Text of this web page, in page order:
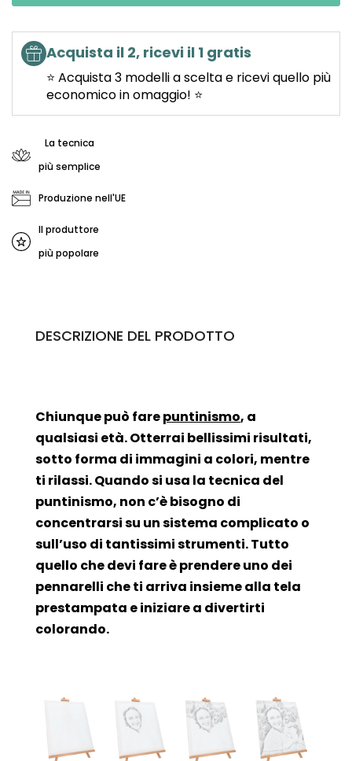
Acquista il 2, ricevi il 1 gratis
⭐ Acquista 3 modelli a scelta e ricevi quello più
economico in omaggio! ⭐
La tecnica
più semplice
Produzione nell'UE
Il produttore
più popolare
DESCRIZIONE DEL PRODOTTO
Chiunque può farepuntinismo, a
qualsiasi età. Otterrai bellissimi risultati,
sotto forma di immagini a colori, mentre
ti rilassi. Quando si usa la tecnica del
puntinismo, non c’è bisogno di
concentrarsi su un sistema complicato o
sull’uso di tantissimi strumenti. Tutto
quello che devi fare è prendere uno dei
pennarelli che ti arriva insieme alla tela
prestampata e iniziare a divertirti
colorando.